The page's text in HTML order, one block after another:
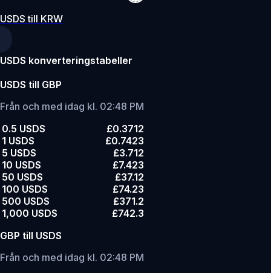
USDS till KRW
USDS konverteringstabeller
USDS till GBP
Från och med idag kl. 02:48 PM
0.5 USDS
£0.3712
1 USDS
£0.7423
5 USDS
£3.712
10 USDS
£7.423
50 USDS
£37.12
100 USDS
£74.23
500 USDS
£371.2
1,000 USDS
£742.3
GBP till USDS
Från och med idag kl. 02:48 PM